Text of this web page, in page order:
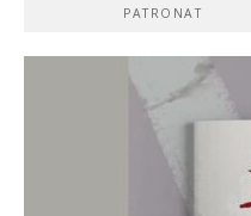
PATRONAT